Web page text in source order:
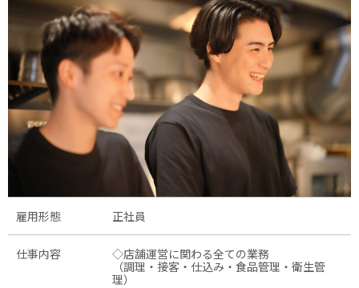
雇用形態 正社員
仕事内容
◇店舗運営に関わる全ての業務
（調理・接客・仕込み・食品管理・衛生管
理）